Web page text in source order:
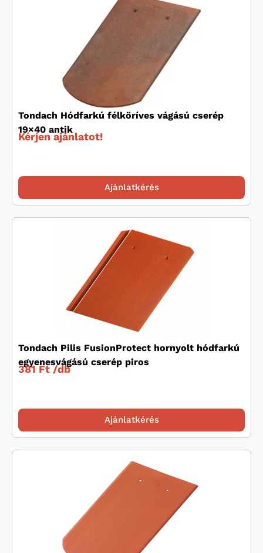
Tondach Hódfarkú félköríves vágású cserép
19×40 antik
Kérjen ajánlatot!
Ajánlatkérés
Tondach Pilis FusionProtect hornyolt hódfarkú
egyenesvágású cserép piros
381 Ft /db
Ajánlatkérés